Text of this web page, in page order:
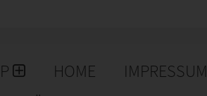
HOME
IMPRESSUM